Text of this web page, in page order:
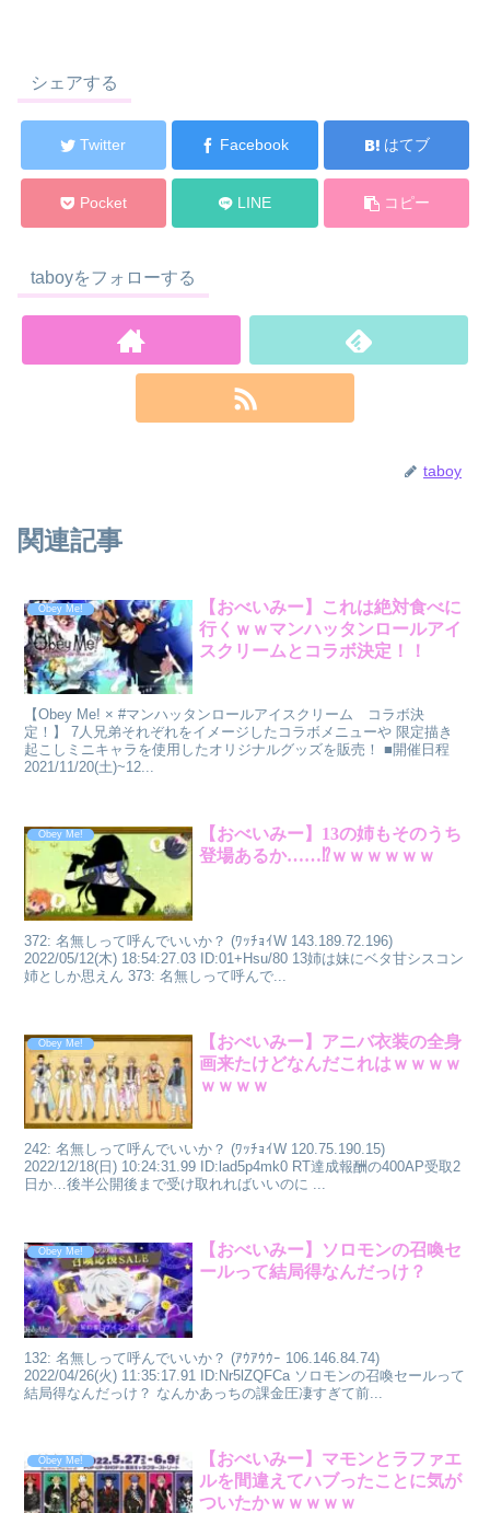
シェアする
Twitter Facebook はてブ
Pocket LINE コピー
taboyをフォローする
taboy
関連記事
Obey Me!
【おべいみー】これは絶対食べに
行くｗｗマンハッタンロールアイ
スクリームとコラボ決定！！
【Obey Me! × #マンハッタンロールアイスクリーム コラボ決
定！】 7人兄弟それぞれをイメージしたコラボメニューや 限定描き
起こしミニキャラを使用したオリジナルグッズを販売！ ■開催日程
2021/11/20(土)~12...
Obey Me!
【おべいみー】13の姉もそのうち
登場あるか……⁉ｗｗｗｗｗｗ
372: 名無しって呼んでいいか？ (ﾜｯﾁｮｲW 143.189.72.196)
2022/05/12(木) 18:54:27.03 ID:01+Hsu/80 13姉は妹にベタ甘シスコン
姉としか思えん 373: 名無しって呼んで...
Obey Me!
【おべいみー】アニバ衣装の全身
画来たけどなんだこれはｗｗｗｗ
ｗｗｗｗ
242: 名無しって呼んでいいか？ (ﾜｯﾁｮｲW 120.75.190.15)
2022/12/18(日) 10:24:31.99 ID:lad5p4mk0 RT達成報酬の400AP受取2
日か…後半公開後まで受け取れればいいのに ...
Obey Me!
【おべいみー】ソロモンの召喚セ
ールって結局得なんだっけ？
132: 名無しって呼んでいいか？ (ｱｳｱｳｳｰ 106.146.84.74)
2022/04/26(火) 11:35:17.91 ID:Nr5lZQFCa ソロモンの召喚セールって
結局得なんだっけ？ なんかあっちの課金圧凄すぎて前...
Obey Me!
【おべいみー】マモンとラファエ
ルを間違えてハブったことに気が
ついたかｗｗｗｗｗ